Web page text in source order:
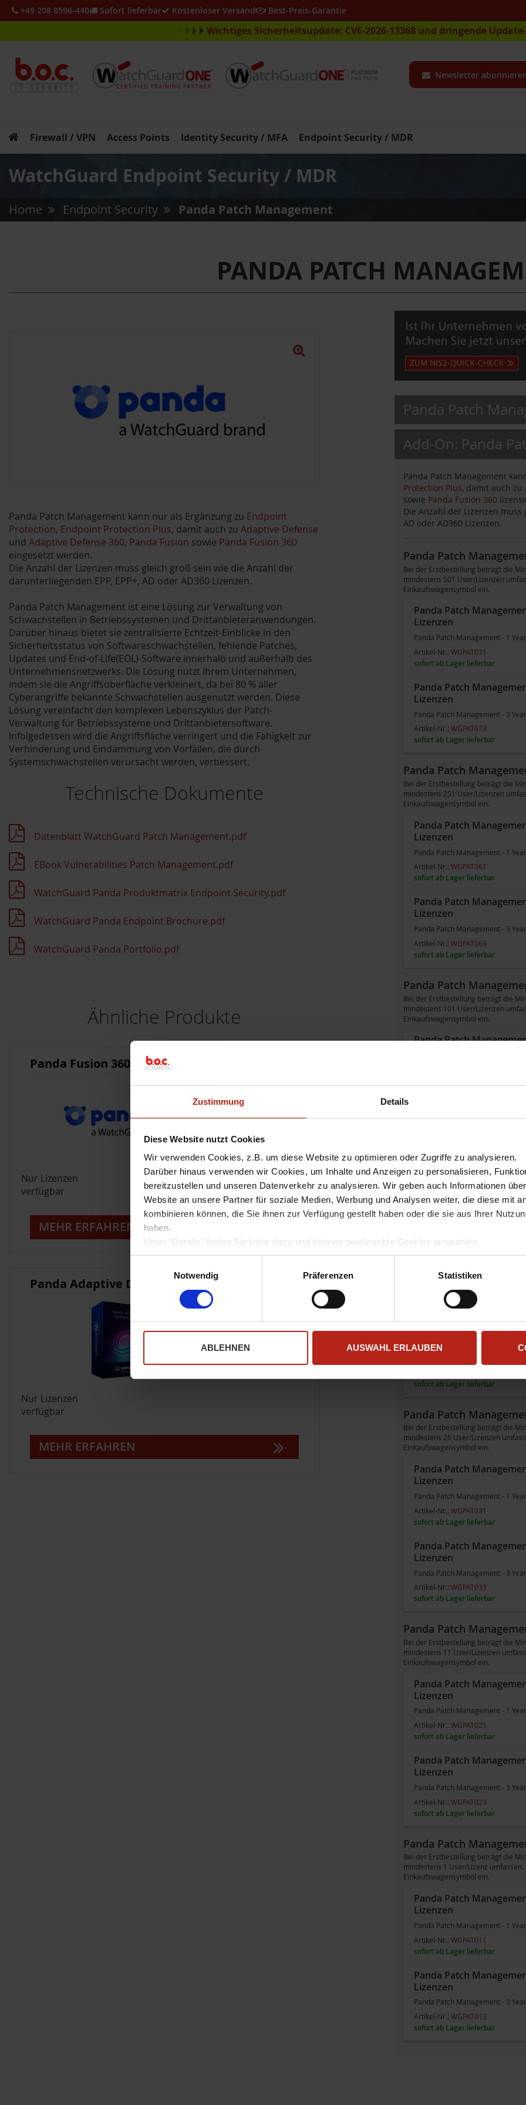
Zustimmung Details
Diese Website nutzt Cookies
Wir verwenden Cookies, z.B. um diese Website zu optimieren oder Zugriffe zu analysieren.
Darüber hinaus verwenden wir Cookies, um Inhalte und Anzeigen zu personalisieren,
bereitzustellen und unseren Datenverkehr zu analysieren. Wir geben auch Informationen
Website an unsere Partner für soziale Medien, Werbung und Analysen weiter, die diese mit
kombinieren können, die Sie ihnen zur Verfügung gestellt haben oder die sie aus Ihrer
haben.
Unter "Details" finden Sie Infos dazu und können gewünschte Cookies auswählen.
Weitere Informationen zum Umgang und zur Speicherung Ihrer Daten finden Sie in unserer
Sofern Sie die Website in vollem Funktionsumfang nutzen möchten, akzeptieren Sie bitte mit
Notwendig
Präferenzen Statistiken
ABLEHNEN AUSWAHL ERLAUBEN
Wichtiges Sicherheitsupdate: CVE-2026-13368 und dringende
Newsletter
+49 208 8596-440 Sofort lieferbar Kostenloser Versand Best-Preis-Garantie
Firewall / VPN Access Points Identity Security / MFA Endpoint Security / MDR
WatchGuard Endpoint Security / MDR
Home Endpoint Security Panda Patch Management
PANDA PATCH
Panda Patch Management kann nur als Ergänzung zu Endpoint
Protection, Endpoint Protection Plus, damit auch zu Adaptive Defense
und Adaptive Defense 360, Panda Fusion sowie Panda Fusion 360
eingesetzt werden.
Die Anzahl der Lizenzen muss gleich groß sein wie die Anzahl der
darunterliegenden EPP, EPP+, AD oder AD360 Lizenzen.
Panda Patch Management ist eine Lösung zur Verwaltung von
Schwachstellen in Betriebssystemen und Drittanbieteranwendungen.
Darüber hinaus bietet sie zentralisierte Echtzeit-Einblicke in den
Sicherheitsstatus von Softwareschwachstellen, fehlende Patches,
Updates und End-of-Life(EOL)-Software innerhalb und außerhalb des
Unternehmensnetzwerks. Die Lösung nützt Ihrem Unternehmen,
indem sie die Angriffsoberfläche verkleinert, da bei 80 % aller
Cyberangriffe bekannte Schwachstellen ausgenutzt werden. Diese
Lösung vereinfacht den komplexen Lebenszyklus der Patch-
Verwaltung für Betriebssysteme und Drittanbietersoftware.
Infolgedessen wird die Angriffsfläche verringert und die Fähigkeit zur
Verhinderung und Eindämmung von Vorfällen, die durch
Systemschwachstellen verursacht werden, verbessert.
Technische Dokumente
Datenblatt WatchGuard Patch Management.pdf
EBook Vulnerabilities Patch Management.pdf
WatchGuard Panda Produktmatrix Endpoint Security.pdf
WatchGuard Panda Endpoint Brochüre.pdf
WatchGuard Panda Portfolio.pdf
Ähnliche Produkte
Panda Fusion 360
Nur Lizenzen
verfügbar
MEHR ERFAHREN
Panda Adaptive Defense 360
Nur Lizenzen
verfügbar
MEHR ERFAHREN
Panda Patch
Add-On: Panda
Panda Patch Management
Protection Plus, damit auch zu
sowie Panda Fusion 360
Die Anzahl der Lizenzen muss
AD oder AD360 Lizenzen.
Panda Patch
Bei der Erstbestellung beträgt die
mindestens 501 User/Lizenzen
Einkaufswagensymbol ein.
Panda Patch
Lizenzen
Panda Patch Management - 1
Artikel-Nr.: WGPAT071
sofort ab Lager lieferbar
Panda Patch
Lizenzen
Panda Patch Management - 3
Artikel-Nr.: WGPAT073
sofort ab Lager lieferbar
Panda Patch
Bei der Erstbestellung beträgt die
mindestens 251 User/Lizenzen
Einkaufswagensymbol ein.
Panda Patch
Lizenzen
Panda Patch Management - 1
Artikel-Nr.: WGPAT061
sofort ab Lager lieferbar
Panda Patch
Lizenzen
Panda Patch Management - 3
Artikel-Nr.: WGPAT063
sofort ab Lager lieferbar
Panda Patch
Bei der Erstbestellung beträgt die
mindestens 101 User/Lizenzen
Einkaufswagensymbol ein.
Panda Patch
Panda Patch Management - 1
Panda Patch
Artikel-Nr.:WGPAT053
sofort ab Lager lieferbar
Panda Patch
Bei der Erstbestellung beträgt die
mindestens 51 User/Lizenzen
Panda Patch
Panda Patch Management - 1
Artikel-Nr.:WGPAT041
sofort ab Lager lieferbar
Panda Patch
Lizenzen
sofort ab Lager lieferbar
Panda Patch
Bei der Erstbestellung beträgt die
mindestens 26 User/Lizenzen
Einkaufswagensymbol ein.
Panda Patch
Lizenzen
Panda Patch Management - 1
Artikel-Nr.: WGPAT031
sofort ab Lager lieferbar
Panda Patch
Lizenzen
Panda Patch Management - 3
Artikel-Nr.: WGPAT033
sofort ab Lager lieferbar
Panda Patch
Bei der Erstbestellung beträgt die
mindestens 11 User/Lizenzen
Einkaufswagensymbol ein.
Panda Patch
Lizenzen
Panda Patch Management - 1
Artikel-Nr.: WGPAT021
sofort ab Lager lieferbar
Panda Patch
Lizenzen
Panda Patch Management - 3
Artikel-Nr.: WGPAT023
sofort ab Lager lieferbar
Panda Patch
Bei der Erstbestellung beträgt die
mindestens 1 User/Lizenz
Einkaufswagensymbol ein.
Panda Patch
Lizenzen
Panda Patch Management - 1
Artikel-Nr.: WGPAT011
sofort ab Lager lieferbar
Panda Patch
Lizenzen
Panda Patch Management - 3
Artikel-Nr.: WGPAT013
sofort ab Lager lieferbar